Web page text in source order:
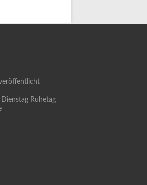
Ruhetag